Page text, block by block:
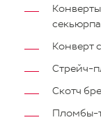
Конверт
Стрейч-
Скотч
Пломбы-